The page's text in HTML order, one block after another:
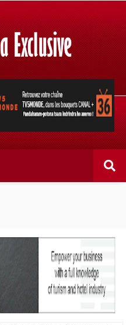
dans les bouquets
tsara indrindra ho